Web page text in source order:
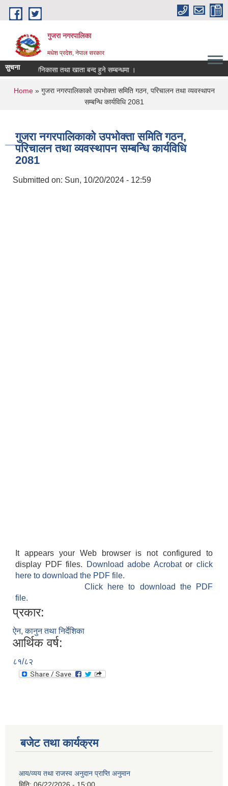
Skip to main content
गुजरा नगरपालिका
मधेश प्रदेश, नेपाल सरकार
सुचना निकासा तथा खाता बन्द हुने सम्बन्धमा ।
You are here
Home» गुजरा नगरपालिकाको उपभोक्ता समिति गठन, परिचालन तथा व्यवस्थापन
सम्बन्धि कार्यविधि 2081
गुजरा नगरपालिकाको उपभोक्ता समिति गठन,
परिचालन तथा व्यवस्थापन सम्बन्धि कार्यविधि
2081
Submitted on: Sun, 10/20/2024 - 12:59
It appears your Web browser is not configured to
display PDF files.
Download adobe Acrobatorclick
here to download the PDF file.
Click here to download the PDF
file.
प्रकार:
ऐन, कानुन तथा निर्देशिका
आर्थिक वर्ष:
८१/८२
बजेट तथा कार्यक्रम
आय/व्यय तथा राजस्व अनुदान प्राप्ति अनुमान